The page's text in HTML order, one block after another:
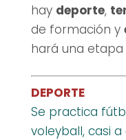
hay deporte,
de formación y
hará una etapa
DEPORTE
Se practica
voleyball, casi